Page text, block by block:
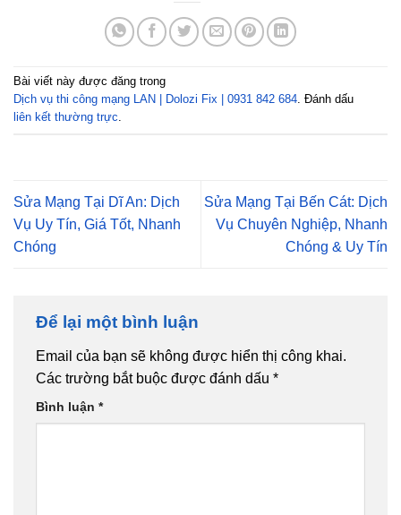
Bài viết này được đăng trong
Dịch vụ thi công mạng LAN | Dolozi Fix | 0931 842 684. Đánh dấu
liên kết thường trực.
Sửa Mạng Tại Dĩ An: Dịch
Vụ Uy Tín, Giá Tốt, Nhanh
Chóng
Sửa Mạng Tại Bến Cát: Dịch
Vụ Chuyên Nghiệp, Nhanh
Chóng & Uy Tín
Để lại một bình luận
Email của bạn sẽ không được hiển thị công khai.
Các trường bắt buộc được đánh dấu *
Bình luận *